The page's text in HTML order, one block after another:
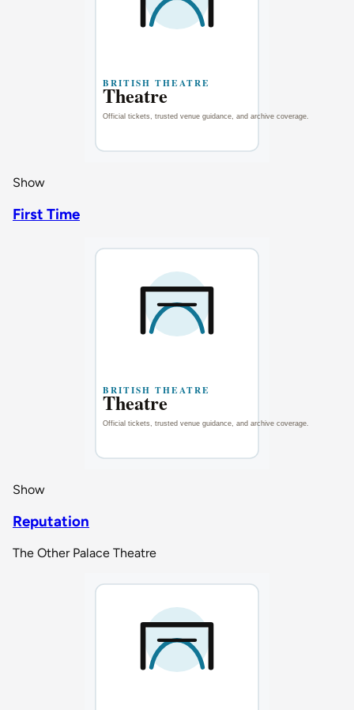
Show
First Time
Show
Reputation
The Other Palace Theatre